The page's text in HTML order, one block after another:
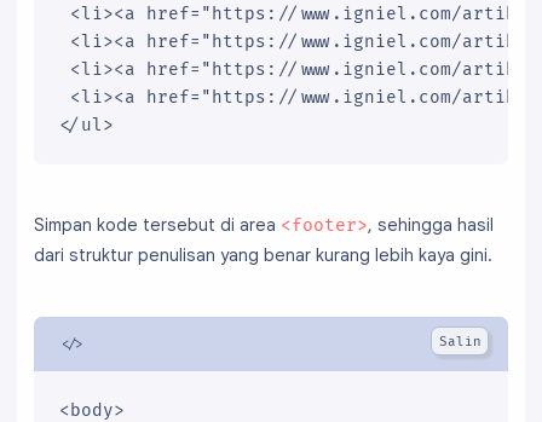
<li><a href="https://www.igniel.com/
<li><a href="https://www.igniel.com/
<li><a href="https://www.igniel.com/
<li><a href="https://www.igniel.com/
</ul>
Simpan kode tersebut di area <footer>, sehingga hasil
dari struktur penulisan yang benar kurang lebih kaya gini.
<body>